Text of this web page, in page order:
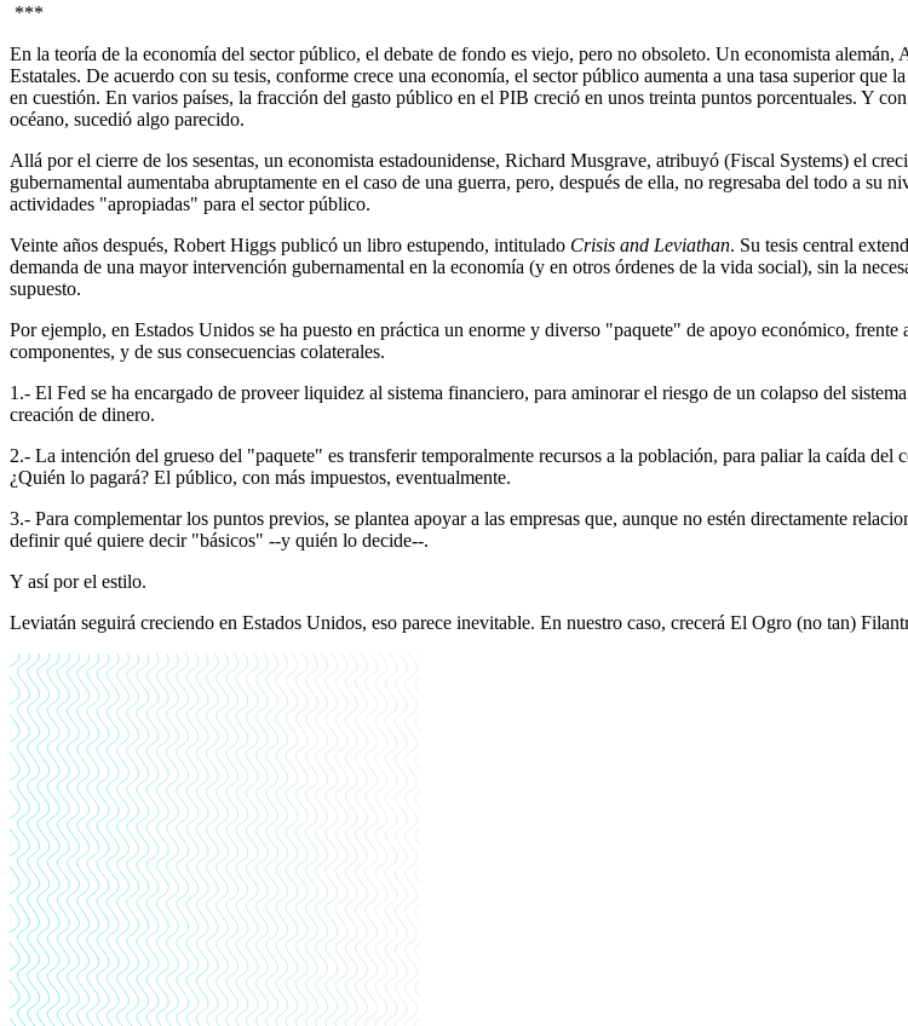
***
En la teoría de la economía del sector público, el debate de fondo es viejo, pero no obsoleto. Un economista
Estatales. De acuerdo con su tesis, conforme crece una economía, el sector público aumenta a una tasa superior
en cuestión. En varios países, la fracción del gasto público en el PIB creció en unos treinta puntos porcentuales. Y
océano, sucedió algo parecido.
Allá por el cierre de los sesentas, un economista estadounidense, Richard Musgrave, atribuyó (Fiscal Systems) el
gubernamental aumentaba abruptamente en el caso de una guerra, pero, después de ella, no regresaba del todo a
actividades "apropiadas" para el sector público.
Veinte años después, Robert Higgs publicó un libro estupendo, intitulado Crisis and Leviathan. Su tesis central
demanda de una mayor intervención gubernamental en la economía (y en otros órdenes de la vida social), sin la
supuesto.
Por ejemplo, en Estados Unidos se ha puesto en práctica un enorme y diverso "paquete" de apoyo económico,
componentes, y de sus consecuencias colaterales.
1.- El Fed se ha encargado de proveer liquidez al sistema financiero, para aminorar el riesgo de un colapso del
creación de dinero.
2.- La intención del grueso del "paquete" es transferir temporalmente recursos a la población, para paliar la caída
¿Quién lo pagará? El público, con más impuestos, eventualmente.
3.- Para complementar los puntos previos, se plantea apoyar a las empresas que, aunque no estén directamente
definir qué quiere decir "básicos" --y quién lo decide--.
Y así por el estilo.
Leviatán seguirá creciendo en Estados Unidos, eso parece inevitable. En nuestro caso, crecerá El Ogro (no tan)